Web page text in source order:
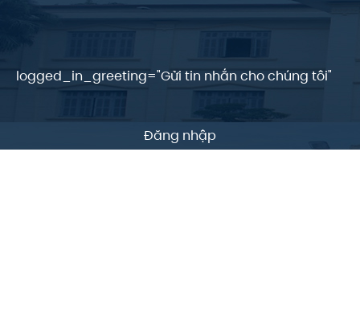
logged_in_greeting="Gửi tin nhắn cho chúng tôi"
Đăng nhập